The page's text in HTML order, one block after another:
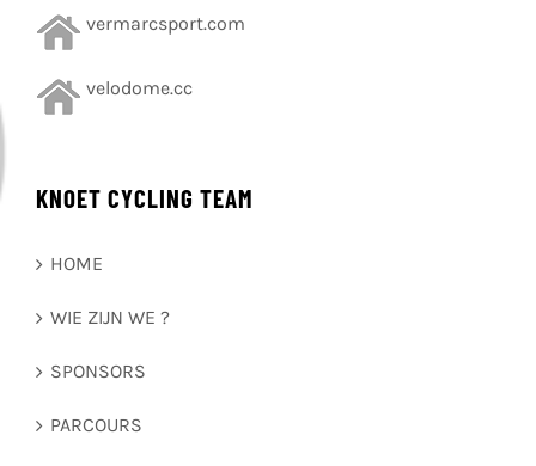
vermarcsport.com
velodome.cc
KNOET CYCLING TEAM
HOME
WIE ZIJN WE ?
SPONSORS
PARCOURS